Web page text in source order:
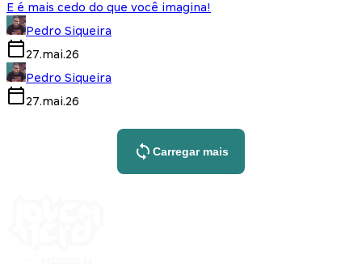
E é mais cedo do que você imagina!
Pedro Siqueira
27.mai.26
Pedro Siqueira
27.mai.26
Carregar mais